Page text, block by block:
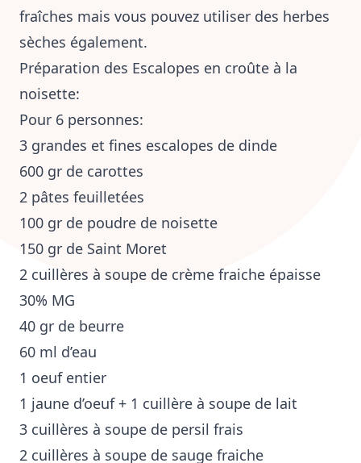
fraîches mais vous pouvez utiliser des herbes
sèches également.
Préparation des Escalopes en croûte à la
noisette:
Pour 6 personnes:
3 grandes et fines escalopes de dinde
600 gr de carottes
2 pâtes feuilletées
100 gr de poudre de noisette
150 gr de Saint Moret
2 cuillères à soupe de crème fraiche épaisse
30% MG
40 gr de beurre
60 ml d’eau
1 oeuf entier
1 jaune d’oeuf + 1 cuillère à soupe de lait
3 cuillères à soupe de persil frais
2 cuillères à soupe de sauge fraiche